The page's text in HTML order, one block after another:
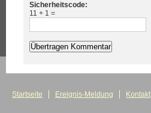
Sicherheitscode:
11 + 1 =
Startseite Ereignis-Meldung Kontakt